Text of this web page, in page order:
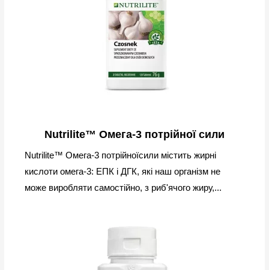
Nutrilite™ Омега-3 потрійної сили
Nutrilite™ Омега-3 потрійноїсили містить жирні
кислоти омега-3: ЕПК і ДГК, які наш організм не
може виробляти самостійно, з риб'ячого жиру,...